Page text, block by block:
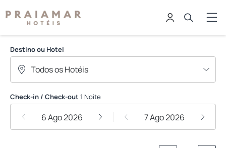
Praiamar Hoteis
Destino ou Hotel
Check-in / Check-out 1 Noite
6 Ago 2026 7 Ago 2026